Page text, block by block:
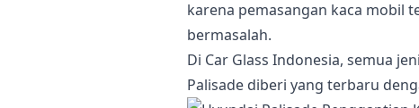
karena pemasangan kaca mobil
bermasalah.
Di Car Glass Indonesia, semua
Palisade diberi yang terbaru